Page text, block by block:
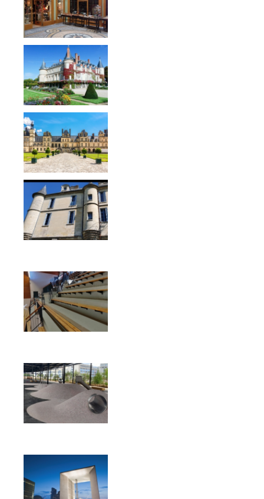
Galerie
Vivienne –
Paris
Château de
Rambouillet
Fontainebleau
Château de
Mello
ACQPA